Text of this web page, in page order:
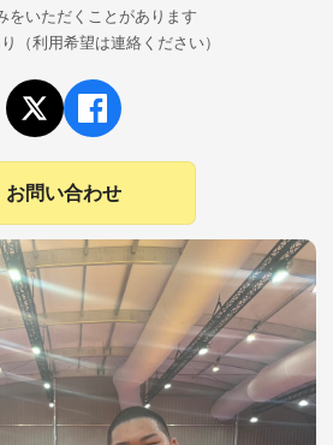
をいただくことがあります
（利用希望は連絡ください）
お問い合わせ